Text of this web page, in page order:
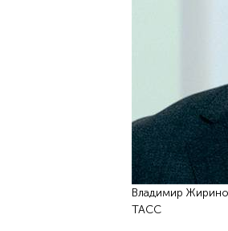
Владимир
ТАСС